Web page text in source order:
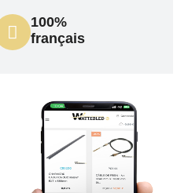
100%
français